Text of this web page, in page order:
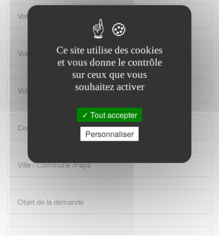
Ce site utilise des cookies
et vous donne le contrôle
sur ceux que vous
souhaitez activer
Tout accepter
Personnaliser